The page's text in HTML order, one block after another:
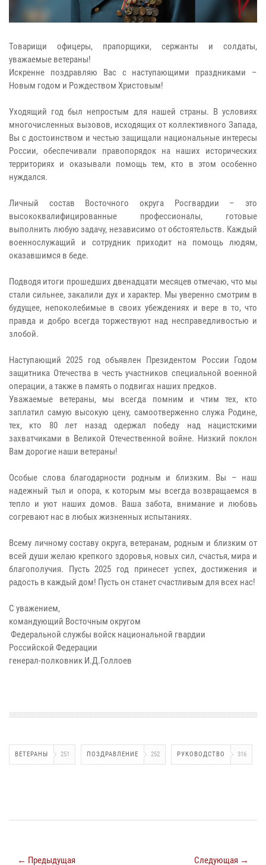
Товарищи офицеры, прапорщики, сержанты и солдаты,
уважаемые ветераны!
Искренне поздравляю Вас с наступающими праздниками –
Новым годом и Рождеством Христовым!
Уходящий год был непростым для нашей страны. В условиях
многочисленных вызовов, исходящих от коллективного Запада,
Вы с достоинством и честью защищали национальные интересы
России, обеспечивали правопорядок на наших исторических
территориях и оказывали помощь тем, кто в этом особенно
нуждался.
Личный состав Восточного округа Росгвардии – это
высококвалифицированные профессионалы, готовые
выполнить любую задачу, независимо от обстоятельств. Каждый
военнослужащий и сотрудник приходит на помощь людям,
оказавшимся в беде.
Подводя итоги прошедших двенадцати месяцев отмечаю, что мы
стали сильнее, закалили дух и характер. Мы уверенно смотрим в
будущее, непоколебимые в своих убеждениях и вере в то, что
правда и добро всегда торжествуют над несправедливостью и
злобой.
Наступающий 2025 год объявлен Президентом России Годом
защитника Отечества в честь участников специальной военной
операции, а также в память о подвигах наших предков.
Уважаемые ветераны, мы всегда помним и чтим тех, кто
заплатил самую высокую цену, самоотверженно служа Родине,
тех, кто 80 лет назад одержал победу над нацистскими
захватчиками в Великой Отечественной войне. Низкий поклон
Вам дорогие наши ветераны!
Особые слова благодарности родным и близким. Вы – наш
надежный тыл и опора, к которым мы всегда возвращаемся в
тепло и уют наших домов. Ваша забота, внимание и любовь
согревают нас в любых жизненных испытаниях.
Всему личному составу округа, ветеранам, родным и близким от
всей души желаю крепкого здоровья, новых сил, счастья, мира и
благополучия. Пусть 2025 год принесет успех, достижения и
радость в каждый дом! Пусть он станет счастливым для всех нас!
С уважением,
командующий Восточным округом
Федеральной службы войск национальной гвардии
Российской Федерации
генерал-полковник И.Д.Голлоев
ВЕТЕРАНЫ 251 ПОЗДРАВЛЕНИЕ 252 РУКОВОДСТВО 316
← Предыдущая Следующая →